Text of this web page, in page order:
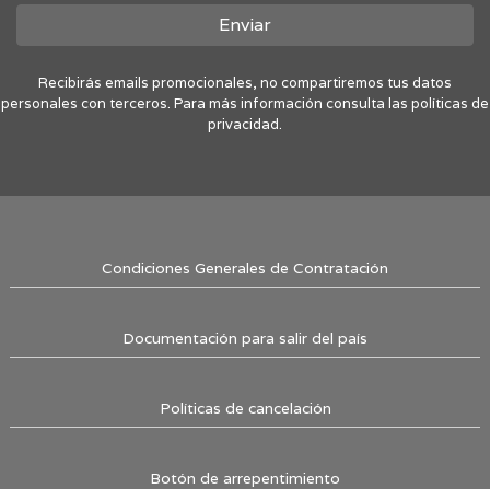
Enviar
Recibirás emails promocionales, no compartiremos tus datos
personales con terceros. Para más información consulta las políticas de
privacidad.
Condiciones Generales de Contratación
Documentación para salir del país
Políticas de cancelación
Botón de arrepentimiento